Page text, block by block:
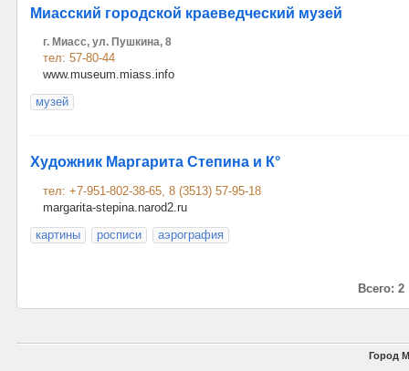
Миасский городской краеведческий музей
г. Миасс, ул. Пушкина, 8
тел: 57-80-44
www.museum.miass.info
музей
Художник Маргарита Степина и К°
тел: +7-951-802-38-65, 8 (3513) 57-95-18
margarita-stepina.narod2.ru
картины
росписи аэрография
Всего: 2
Город